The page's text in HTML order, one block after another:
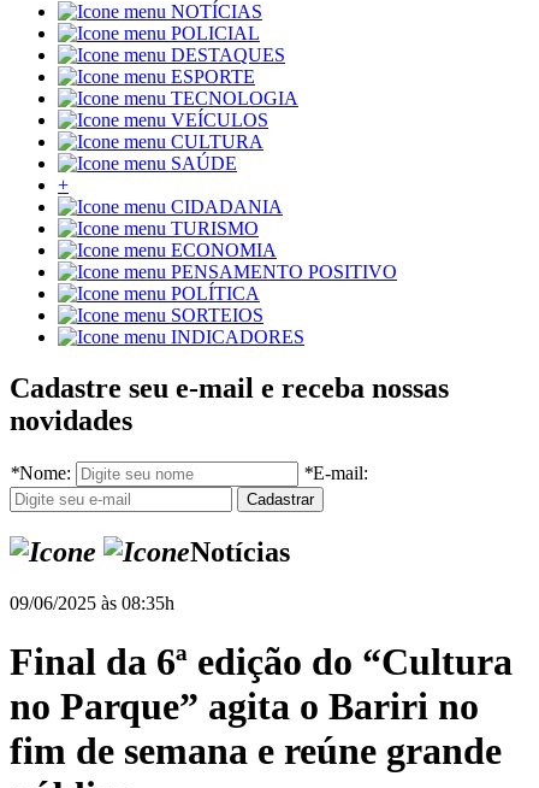
NOTÍCIAS
POLICIAL
DESTAQUES
ESPORTE
TECNOLOGIA
VEÍCULOS
CULTURA
SAÚDE
+
CIDADANIA
TURISMO
ECONOMIA
PENSAMENTO POSITIVO
POLÍTICA
SORTEIOS
INDICADORES
Cadastre seu e-mail e receba nossas
novidades
*Nome: *E-mail:
Notícias
09/06/2025 às 08:35h
Final da 6ª edição do “Cultura
no Parque” agita o Bariri no
fim de semana e reúne grande